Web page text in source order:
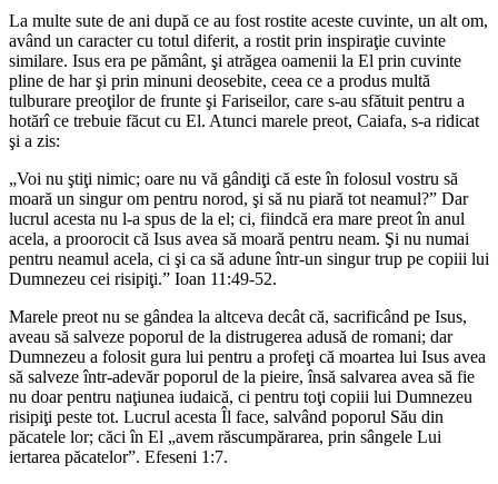
La multe sute de ani după ce au fost rostite aceste cuvinte, un alt om,
având un caracter cu totul diferit, a rostit prin inspiraţie cuvinte
similare. Isus era pe pământ, şi atrăgea oamenii la El prin cuvinte
pline de har şi prin minuni deosebite, ceea ce a produs multă
tulburare preoţilor de frunte şi Fariseilor, care s-au sfătuit pentru a
hotărî ce trebuie făcut cu El. Atunci marele preot, Caiafa, s-a ridicat
şi a zis:
„Voi nu ştiţi nimic; oare nu vă gândiţi că este în folosul vostru să
moară un singur om pentru norod, şi să nu piară tot neamul?” Dar
lucrul acesta nu l-a spus de la el; ci, fiindcă era mare preot în anul
acela, a proorocit că Isus avea să moară pentru neam. Şi nu numai
pentru neamul acela, ci şi ca să adune într-un singur trup pe copiii lui
Dumnezeu cei risipiţi.” Ioan 11:49-52.
Marele preot nu se gândea la altceva decât că, sacrificând pe Isus,
aveau să salveze poporul de la distrugerea adusă de romani; dar
Dumnezeu a folosit gura lui pentru a profeţi că moartea lui Isus avea
să salveze într-adevăr poporul de la pieire, însă salvarea avea să fie
nu doar pentru naţiunea iudaică, ci pentru toţi copiii lui Dumnezeu
risipiţi peste tot. Lucrul acesta Îl face, salvând poporul Său din
păcatele lor; căci în El „avem răscumpărarea, prin sângele Lui
iertarea păcatelor”. Efeseni 1:7.